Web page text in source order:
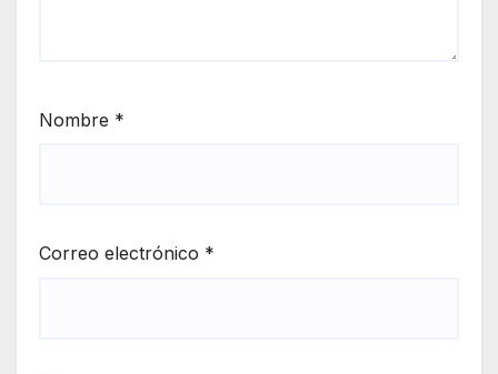
Nombre *
Correo electrónico *